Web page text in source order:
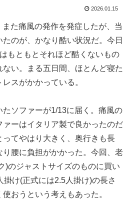
2026.01.15
た痛風の発作を発症したが、当
のが、かなり酷い状況だ。今日
もともとそれほど酷くないもの
い。まる五日間、ほとんど寝た
スがかかっている。
ソファーが1/13に届く。痛風の
ーはイタリア製で良かったのだ
てやはり大きく、奥行きも長
り腰に負担がかかった。今回、老
)のジャストサイズのものに買い
け(正式には2.5人掛け)の長さ
おうという考えもあった。